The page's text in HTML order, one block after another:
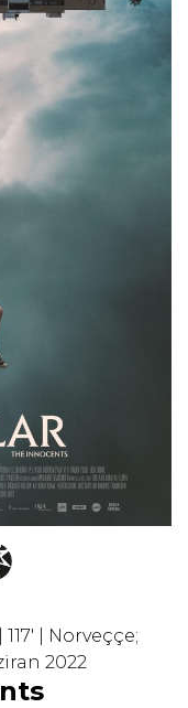
| Norveççe;
2022